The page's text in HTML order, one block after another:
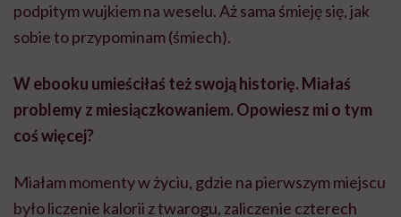
podpitym wujkiem na weselu. Aż sama śmieję się, jak
sobie to przypominam (śmiech).
W ebooku umieściłaś też swoją historię. Miałaś
problemy z miesiączkowaniem. Opowiesz mi o tym
coś więcej?
Miałam momenty w życiu, gdzie na pierwszym miejscu
było liczenie kalorii z twarogu, zaliczenie czterech